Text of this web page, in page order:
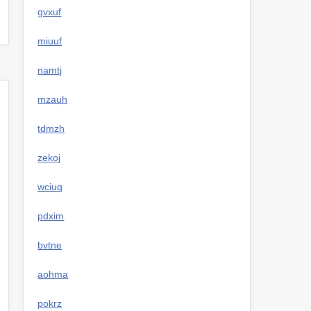
gvxuf
miuuf
namtj
mzauh
tdmzh
zekoj
wciuq
pdxim
bvtne
aohma
pokrz